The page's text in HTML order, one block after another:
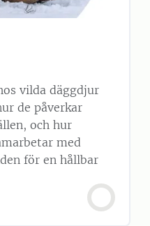
vilda däggdjur
de påverkar
och hur
med
för en hållbar